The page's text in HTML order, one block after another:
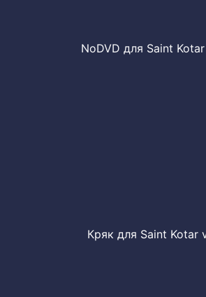
NoDVD для Saint Kotar
Кряк для Saint Kotar